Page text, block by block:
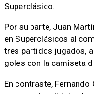
Superclásico.
Por su parte, Juan
en Superclásicos al
tres partidos jugados,
goles con la camiseta
En contraste,